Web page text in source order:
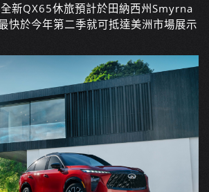
新QX65休旅預計於田納西州Smyrna
快於今年第二季就可抵達美洲市場展示